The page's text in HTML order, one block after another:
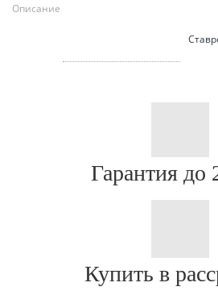
Описание
Гарантия до
Купить в